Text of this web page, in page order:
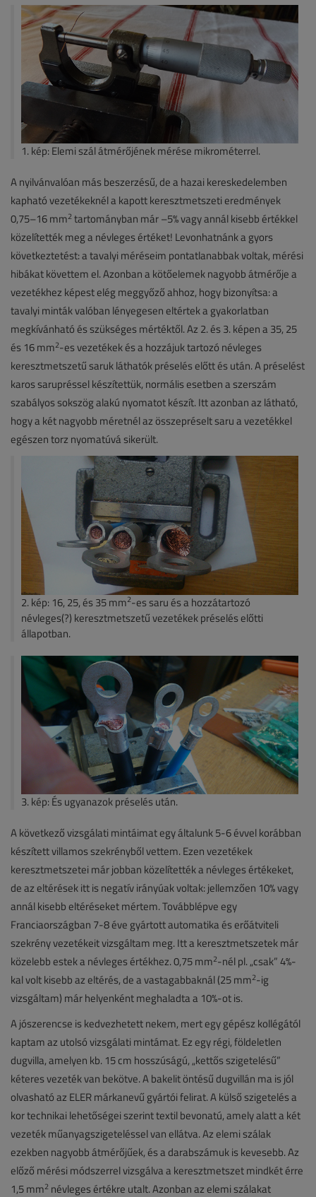
1. kép: Elemi szál átmérőjének mérése mikrométerrel.
A nyilvánvalóan más beszerzésű, de a hazai kereskedelemben
kapható vezetékeknél a kapott keresztmetszeti eredmények
0,75–16 mm2 tartományban már –5% vagy annál kisebb értékkel
közelítették meg a névleges értéket! Levonhatnánk a gyors
következtetést: a tavalyi méréseim pontatlanabbak voltak, mérési
hibákat követtem el. Azonban a kötőelemek nagyobb átmérője a
vezetékhez képest elég meggyőző ahhoz, hogy bizonyítsa: a
tavalyi minták valóban lényegesen eltértek a gyakorlatban
megkívánható és szükséges mértéktől. Az 2. és 3. képen a 35, 25
és 16 mm2-es vezetékek és a hozzájuk tartozó névleges
keresztmetszetű saruk láthatók préselés előtt és után. A préselést
karos sarupréssel készítettük, normális esetben a szerszám
szabályos sokszög alakú nyomatot készít. Itt azonban az látható,
hogy a két nagyobb méretnél az összepréselt saru a vezetékkel
egészen torz nyomatúvá sikerült.
2. kép: 16, 25, és 35 mm2-es saru és a hozzátartozó
névleges(?) keresztmetszetű vezetékek préselés előtti
állapotban.
3. kép: És ugyanazok préselés után.
A következő vizsgálati mintáimat egy általunk 5-6 évvel korábban
készített villamos szekrényből vettem. Ezen vezetékek
keresztmetszetei már jobban közelítették a névleges értékeket,
de az eltérések itt is negatív irányúak voltak: jellemzően 10% vagy
annál kisebb eltéréseket mértem. Továbblépve egy
Franciaországban 7-8 éve gyártott automatika és erőátviteli
szekrény vezetékeit vizsgáltam meg. Itt a keresztmetszetek már
közelebb estek a névleges értékhez. 0,75 mm2-nél pl. „csak” 4%-
kal volt kisebb az eltérés, de a vastagabbaknál (25 mm2-ig
vizsgáltam) már helyenként meghaladta a 10%-ot is.
A jószerencse is kedvezhetett nekem, mert egy gépész kollégától
kaptam az utolsó vizsgálati mintámat. Ez egy régi, földeletlen
dugvilla, amelyen kb. 15 cm hosszúságú, „kettős szigetelésű”
kéteres vezeték van bekötve. A bakelit öntésű dugvillán ma is jól
olvasható az ELER márkanevű gyártói felirat. A külső szigetelés a
kor technikai lehetőségei szerint textil bevonatú, amely alatt a két
vezeték műanyagszigeteléssel van ellátva. Az elemi szálak
ezekben nagyobb átmérőjűek, és a darabszámuk is kevesebb. Az
előző mérési módszerrel vizsgálva a keresztmetszet mindkét érre
1,5 mm2 névleges értékre utalt. Azonban az elemi szálakat